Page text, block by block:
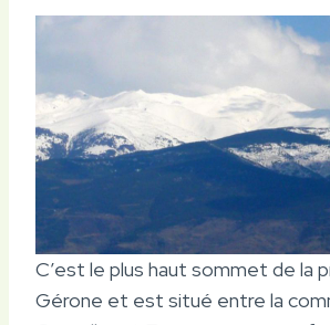
C’est le plus haut sommet de la
Gérone et est situé entre la